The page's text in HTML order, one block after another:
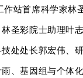
作站首席科学家林
圣彩院士助理叶
处处长郭宏伟、
、基因组与个体